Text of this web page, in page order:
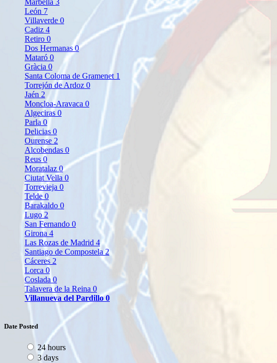
León 7
Villaverde 0
Cadiz 4
Retiro 0
Dos Hermanas0
Mataró 0
Gràcia 0
Santa Coloma de Gramenet 1
Torrejón de Ardoz 0
Jaén 2
Moncloa-Aravaca 0
Algeciras 0
Parla 0
Delicias 0
Ourense 2
Alcobendas 0
Reus 0
Moratalaz 0
Ciutat Vella 0
Torrevieja 0
Telde 0
Barakaldo 0
Lugo 2
San Fernando 0
Girona 4
Las Rozas de Madrid 4
Santiago de Compostela2
Cáceres 2
Lorca 0
Coslada 0
Talavera de la Reina 0
Villanueva del Pardillo0
Date Posted
24 hours
3 days